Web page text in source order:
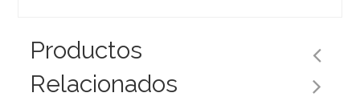
Productos
Relacionados